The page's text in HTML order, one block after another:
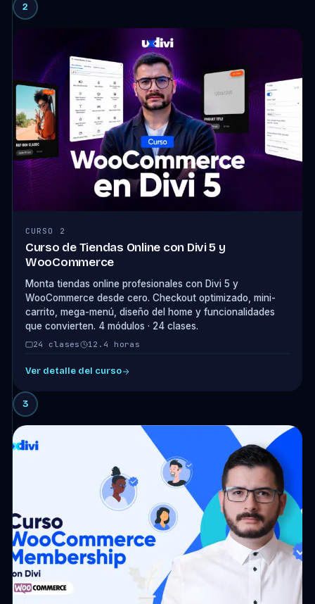
2
CURSO 2
Curso de Tiendas Online con Divi 5 y
WooCommerce
Monta tiendas online profesionales con Divi 5 y
WooCommerce desde cero. Checkout optimizado, mini-
carrito, mega-menú, diseño del home y funcionalidades
que convierten. 4 módulos · 24 clases.
24 clases 12.4 horas
Ver detalle del curso
3